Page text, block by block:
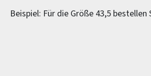
Beispiel: Für die Größe 43,5